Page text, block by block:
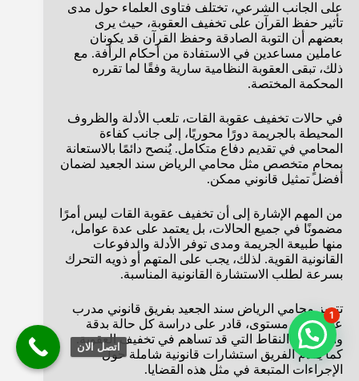
على الجانب الشرعي، تختلف فتاوى العلماء حول مدى
تأثير حفظ القرآن على تخفيف العقوبة، حيث يرى
بعضهم أن التوبة الصادقة وحفظ القرآن قد يكونان
عاملين مساعدين في الاستفادة من أحكام الرأفة. مع
ذلك، تبقى العقوبة النظامية سارية وفقًا لما تقرره
المحكمة المختصة.
في حالات تخفيف عقوبة القات، تلعب الأدلة والظروف
المحيطة بالجريمة دورًا محوريًا، إلى جانب كفاءة
المحامي في تقديم دفاع متكامل. يُنصح دائمًا بالاستعانة
بمحامٍ متخصص مثل محامي الرياض سند الجعيد لضمان
أفضل تمثيل قانوني ممكن.
من المهم الإشارة إلى أن تخفيف عقوبة القات ليس أمرًا
مضمونًا في جميع الحالات، بل يعتمد على عدة عوامل،
منها طبيعة الجريمة ومدى توفر الأدلة والدفوعات
القانونية القوية. لذلك، يجب على المتهم أو ذويه التحرك
بسرعة لطلب الاستشارة القانونية المناسبة.
تتميز محامي الرياض سند الجعيد بفريق قانوني مدرب
على أعلى مستوى، قادر على دراسة كل حالة بدقة
واستخراج النقاط التي قد تساهم في تخفيف العقوبة.
كما يقدم الفريق استشارات قانونية شاملة حول
الإجراءات المتبعة في مثل هذه القضايا.
1
اتصل الان